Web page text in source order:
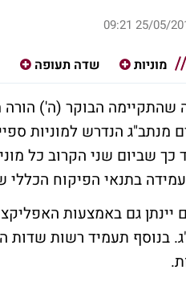
25/05/2017
מוניות שדה תעופה
שהתקיימה הבוקר (ה')
מנתב"ג הנדרש למוניות
כך שביום שני הקרוב כל
בתנאי הפיקוח
יינתן גם באמצעות
בנוסף תעמיד רשות